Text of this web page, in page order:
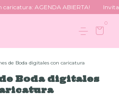
AGENDA ABIERTA! Invitaciones
0
de Boda digitales con caricatura
Boda digitales